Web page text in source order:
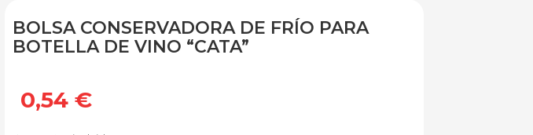
BOLSA CONSERVADORA DE FRÍO PARA
BOTELLA DE VINO “CATA”
0,54 €